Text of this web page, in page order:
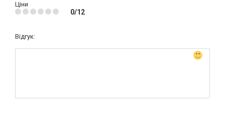
Ціни
0/12
Відгук: